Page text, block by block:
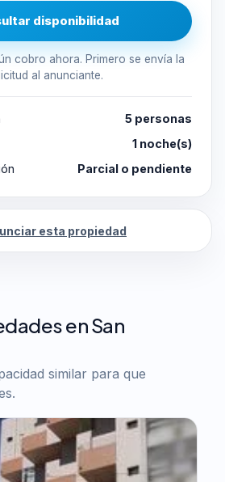
disponibilidad
cobro ahora. Primero se envía la
al anunciante.
5 personas
1 noche(s)
Parcial o pendiente
esta propiedad
en San
similar para que